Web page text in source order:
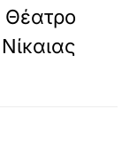
Θέατρο
Νίκαιας